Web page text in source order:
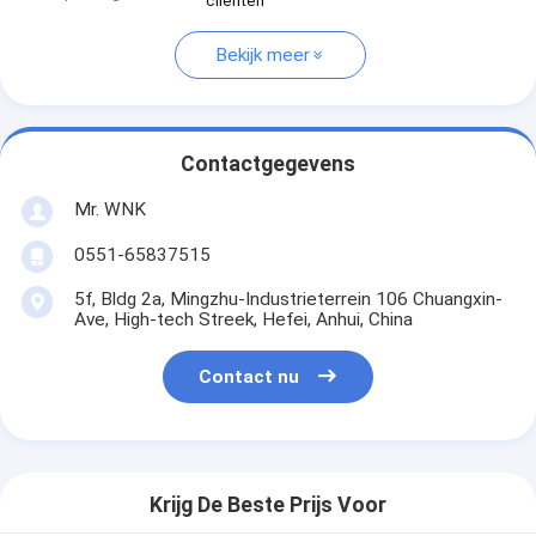
Bekijk meer
Contactgegevens
Mr. WNK
0551-65837515
5f, Bldg 2a, Mingzhu-Industrieterrein 106 Chuangxin-
Ave, High-tech Streek, Hefei, Anhui, China
Contact nu
Krijg De Beste Prijs Voor